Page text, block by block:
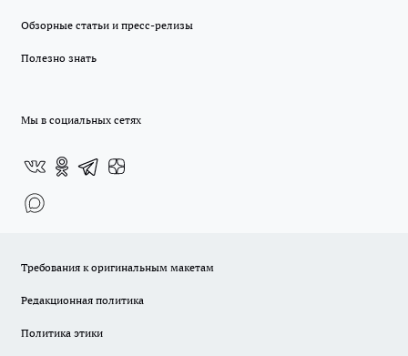
Обзорные статьи и пресс-релизы
Полезно знать
Мы в социальных сетях
Требования к оригинальным макетам
Редакционная политика
Политика этики